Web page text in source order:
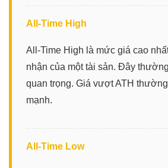
All-Time High
All-Time High là mức giá cao
nhận của một tài sản. Đây
quan trọng. Giá vượt ATH
mạnh.
All-Time Low